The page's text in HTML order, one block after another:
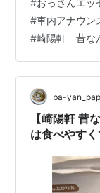
てるとその駅
んですけど･･
かだともう･･
が入りますよ
新橋でもう「
り…
#おっさんエッ
#車内アナウン
#崎陽軒 昔な
ba-
【崎陽軒 昔
は食べやす